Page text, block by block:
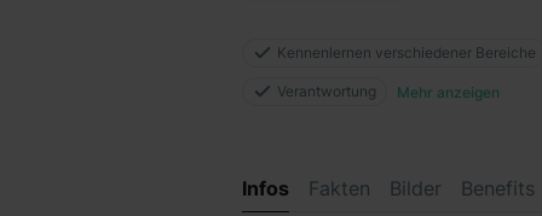
Kennenlernen verschiedener Bereiche
Verantwortung Mehr anzeigen
Infos Fakten Bilder Benefits